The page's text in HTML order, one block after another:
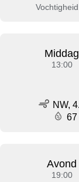
Middag
13:00
NW,
67
Avond
19:00